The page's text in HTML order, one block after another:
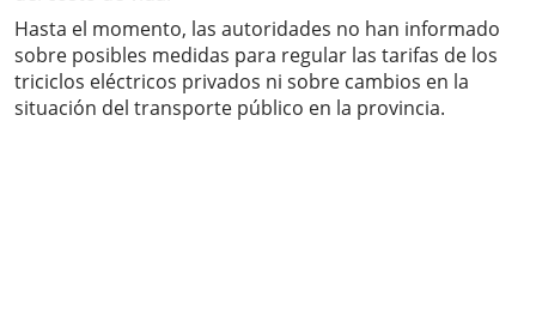
Hasta el momento, las autoridades no han informado
sobre posibles medidas para regular las tarifas de los
triciclos eléctricos privados ni sobre cambios en la
situación del transporte público en la provincia.